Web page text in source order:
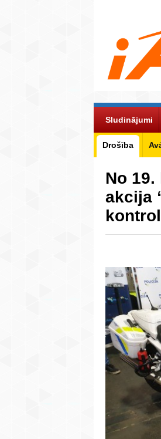
Sludinājumi
Drošība
No
akcija